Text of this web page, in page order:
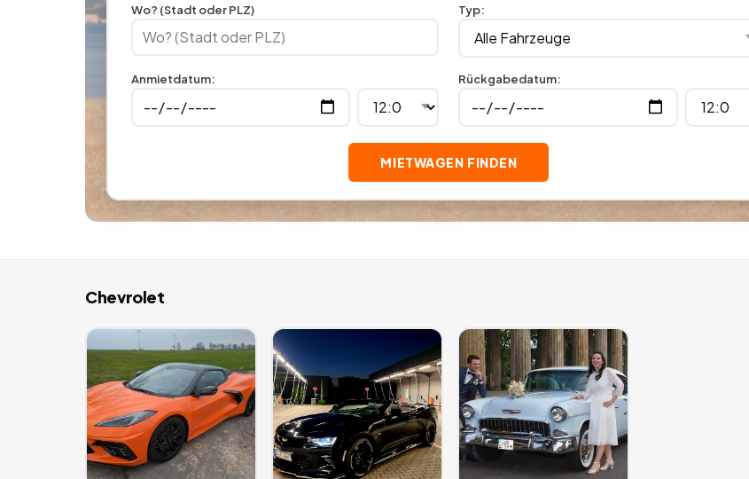
Wo? (Stadt oder PLZ) Typ:
Anmietdatum: Rückgabedatum:
MIETWAGEN FINDEN
Chevrolet